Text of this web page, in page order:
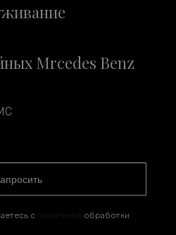
Mrcedes Benz
с политикой обработки